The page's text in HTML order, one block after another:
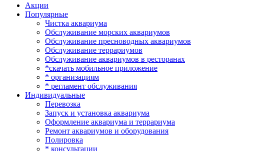
Акции
Популярные
Чистка аквариума
Обслуживание морских аквариумов
Обслуживание пресноводных аквариумов
Обслуживание террариумов
Обслуживание аквариумов в ресторанах
*скачать мобильное приложение
* организациям
* регламент обслуживания
Индивидуальные
Перевозка
Запуск и установка аквариума
Оформление аквариума и террариума
Ремонт аквариумов и оборудования
Полировка
* консультации